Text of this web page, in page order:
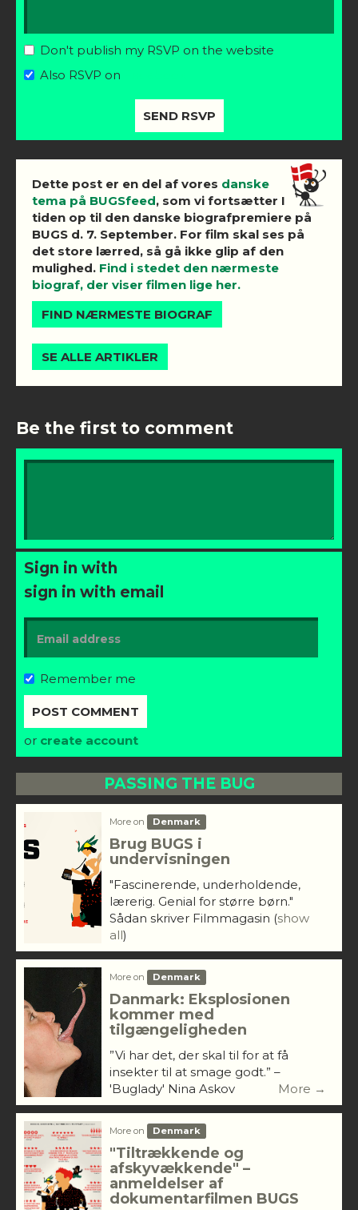
Don't publish my RSVP on the website
Also RSVP on
Dette post er en del af vores danske
tema på BUGSfeed, som vi fortsætter I
tiden op til den danske biografpremiere på
BUGS d. 7. September. For film skal ses på
det store lærred, så gå ikke glip af den
mulighed. Find i stedet den nærmeste
biograf, der viser filmen lige her.
FIND NÆRMESTE BIOGRAF
SE ALLE ARTIKLER
Be the first to comment
Sign in with
sign in with email
Remember me
or create account
PASSING THE BUG
More on Denmark
Brug BUGS i
undervisningen
"Fascinerende, underholdende,
lærerig. Genial for større børn."
Sådan skriver Filmmagasin (show
all)
More on Denmark
Danmark: Eksplosionen
kommer med
tilgængeligheden
”Vi har det, der skal til for at få
insekter til at smage godt.” –
'Buglady' Nina Askov
More →
More on Denmark
"Tiltrækkende og
afskyvækkende" –
anmeldelser af
dokumentarfilmen BUGS